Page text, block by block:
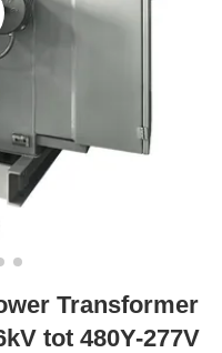
Transformer
tot 480Y-277V